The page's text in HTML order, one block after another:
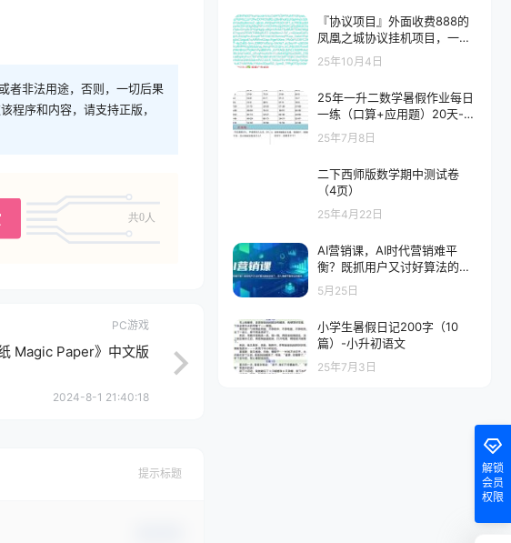
者非法用途，否则，一切后果
程序和内容，请支持正版，
共0人
PC游戏
Magic Paper》中文版
2024-8-1 21:40:18
提示标题
『协议项目』外面收费888的
凤凰之城协议挂机项目，一键
登陆自动运行 单机10+『协议
软件+使用教程』
25年10月4日
25年一升二数学暑假作业每日
一练（口算+应用题）20天-二
上数学
25年7月8日
二下西师版数学期中测试卷
（4页）
25年4月22日
AI营销课，AI时代营销难平
衡？既抓用户又讨好算法的秘
诀来了，深入理解平衡受众的
需求【原创双语字幕】
5月25日
小学生暑假日记200字（10
篇）-小升初语文
25年7月3日
解锁
会员
权限